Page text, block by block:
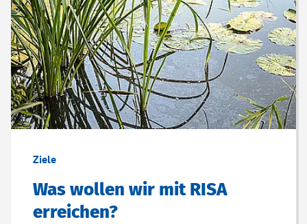
Ziele
Was wollen wir mit RISA
erreichen?